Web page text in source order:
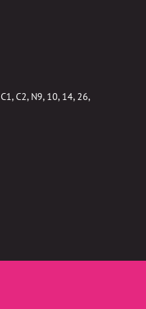
C1, C2, N9, 10, 14, 26,